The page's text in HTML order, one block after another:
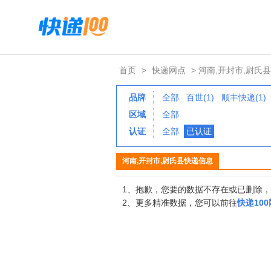
首页 > 快递网点 > 河南,开封市,尉氏县
品牌 全部 百世(1)
顺丰快递(1)
区域
全部
认证
全部 已认证
河南,开封市,尉氏县快递信息
1、抱歉，您要的数据不存在或已删除
2、更多精准数据，您可以前往快递100